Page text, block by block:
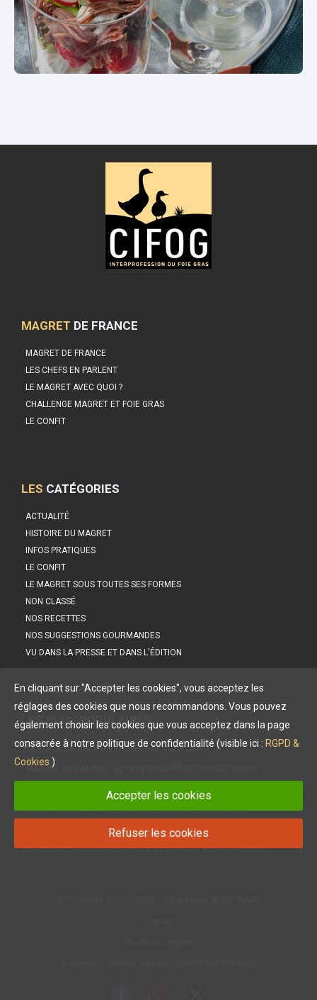
MAGRET DE FRANCE
MAGRET DE FRANCE
LES CHEFS EN PARLENT
LE MAGRET AVEC QUOI ?
CHALLENGE MAGRET ET FOIE GRAS
LE CONFIT
LES CATÉGORIES
ACTUALITÉ
HISTOIRE DU MAGRET
INFOS PRATIQUES
LE CONFIT
LE MAGRET SOUS TOUTES SES FORMES
NON CLASSÉ
NOS RECETTES
NOS SUGGESTIONS GOURMANDES
VU DANS LA PRESSE ET DANS L'ÉDITION
LES PLUSPOPULAIRES
L’ASTUCE DE PHILIPPE ETCHEBEST POUR UNE…
MAGRET DE CANARD : LE CHEF PHILIPPE ETCHEBEST NOUS…
LES PETITES SAUCES À SERVIR AVEC NOTRE MAGRET DE…
INÉDIT : LE CONFIT POUR LA PREMIÈRE FOIS DANS UNE…
DIÉTÉTIQUE, NUTRITION : LE MAGRET, UNE VIANDE IDÉALE !
PHILIPPE ETCHEBEST : SON IDÉE DE BURGER AU MAGRET ET…
En cliquant sur "Accepter les cookies", vous acceptez les
réglages des cookies que nous recommandons. Vous pouvez
également choisir les cookies que vous acceptez dans la page
consacrée à notre politique de confidentialité (visible ici : RGPD &
Cookies )
Accepter les cookies
Refuser les cookies